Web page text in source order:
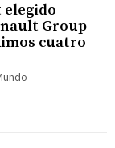
elegido
Group
cuatro